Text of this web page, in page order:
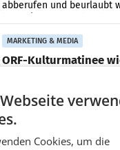
abberufen und beurlaubt
MARKETING & MEDIA
ORF-Kulturmatinee
Am Sonntag, dem 9.
Lillian Moschen das
durch die ORF-
startet mit der
Grafenegg
MARKETING & MEDIA
Cookies, um die